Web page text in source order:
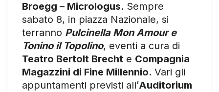
Broegg – Micrologus. Sempre
sabato 8, in piazza Nazionale, si
terranno Pulcinella Mon Amour e
Tonino il Topolino, eventi a cura di
Teatro Bertolt Brecht e Compagnia
Magazzini di Fine Millennio. Vari gli
appuntamenti previsti all’Auditorium